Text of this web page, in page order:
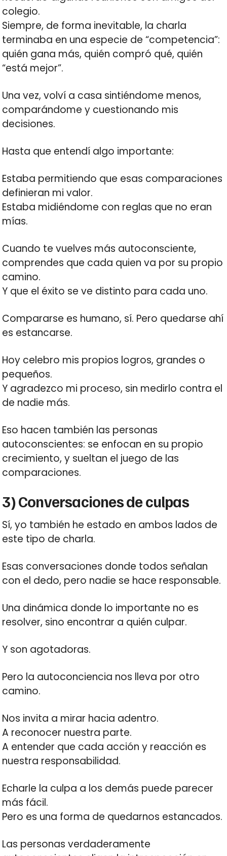
colegio.
Siempre, de forma inevitable, la charla
terminaba en una especie de “competencia”:
quién gana más, quién compró qué, quién
“está mejor”.
Una vez, volví a casa sintiéndome menos,
comparándome y cuestionando mis
decisiones.
Hasta que entendí algo importante:
Estaba permitiendo que esas comparaciones
definieran mi valor.
Estaba midiéndome con reglas que no eran
mías.
Cuando te vuelves más autoconsciente,
comprendes que cada quien va por su propio
camino.
Y que el éxito se ve distinto para cada uno.
Compararse es humano, sí. Pero quedarse ahí
es estancarse.
Hoy celebro mis propios logros, grandes o
pequeños.
Y agradezco mi proceso, sin medirlo contra el
de nadie más.
Eso hacen también las personas
autoconscientes: se enfocan en su propio
crecimiento, y sueltan el juego de las
comparaciones.
3) Conversaciones de culpas
Sí, yo también he estado en ambos lados de
este tipo de charla.
Esas conversaciones donde todos señalan
con el dedo, pero nadie se hace responsable.
Una dinámica donde lo importante no es
resolver, sino encontrar a quién culpar.
Y son agotadoras.
Pero la autoconciencia nos lleva por otro
camino.
Nos invita a mirar hacia adentro.
A reconocer nuestra parte.
A entender que cada acción y reacción es
nuestra responsabilidad.
Echarle la culpa a los demás puede parecer
más fácil.
Pero es una forma de quedarnos estancados.
Las personas verdaderamente